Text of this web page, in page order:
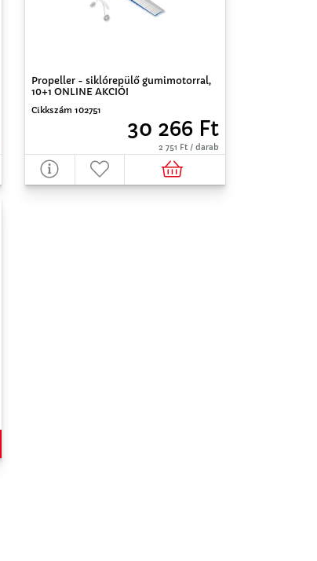
Propeller - siklórepülő gumimotorral,
10+1 ONLINE AKCIÓ!
Cikkszám 102751
30 266 Ft
2 751 Ft / darab